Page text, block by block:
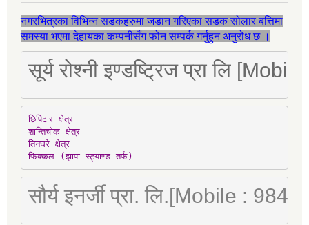
नगरभित्रका विभिन्न सडकहरुमा जडान गरिएका सडक सोलार बत्तिमा
समस्या भएमा देहायका कम्पनीसँग फोन सम्पर्क गर्नुहुन अनुरोध छ ।
सूर्य रोश्नी इण्डष्ट्रिज प्रा लि
छिपिटार क्षेत्र
शान्तिचोक क्षेत्र
तिनघरे क्षेत्र
फिक्कल (झापा स्ट्याण्ड तर्फ)
सौर्य इनर्जी प्रा. लि.[Mobile :